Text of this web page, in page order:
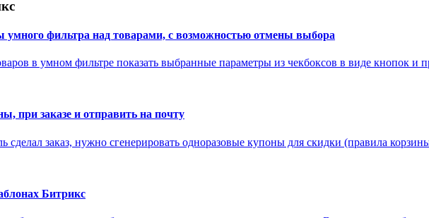
фильтра над товарами, с возможностью отмены выбора
в умном фильтре показать выбранные параметры из чекбоксов в виде кнопок и
при заказе и отправить на почту
сделал заказ, нужно сгенерировать одноразовые купоны для скидки (правила
Битрикс